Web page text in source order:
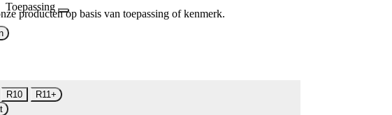
Toepassing
producten op basis van toepassing of kenmerk.
R10
R11+